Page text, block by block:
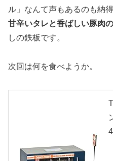
ル」なんて声もあるのも納
甘辛いタレと香ばしい豚肉
しの鉄板です。
次回は何を食べようか。